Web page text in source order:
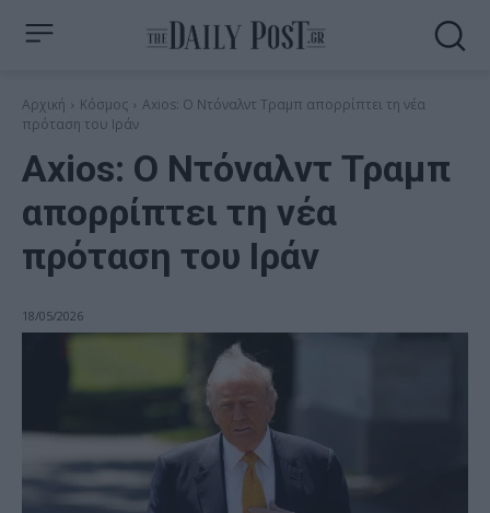
Αρχική Κόσμος
Axios: Ο Ντόναλντ Τραμπ απορρίπτει τη νέα
πρόταση του Ιράν
Axios: Ο Ντόναλντ Τραμπ
απορρίπτει τη νέα
πρόταση του Ιράν
18/05/2026